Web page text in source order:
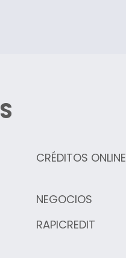
CRÉDITOS ONLINE
NEGOCIOS
RAPICREDIT